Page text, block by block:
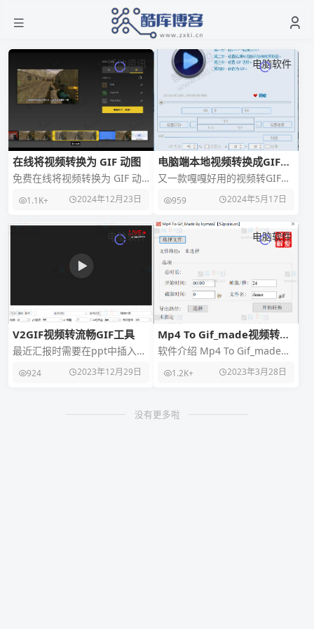
活动资讯
在线将视频转换为 GIF 动图
免费在线将视频转换为 GIF 动
图「动次」使用很简单， 只需
要拖拽视频上传，截取片段、
1.1K+ 2024年12月23日
电脑软件
电脑端本地视频转换成GIF动
图 Movie To GIF v3.3.1便携
版
又一款嘎嘎好用的视频转GIF工
具——Movie To Gif！ 无论是
写作、写教程、编辑、聊天场
959 2024年5月17日
电脑软件
V2GIF视频转流畅GIF工具
最近汇报时需要在ppt中插入视
播放，后转念一想，gif是可以
924 2023年12月29日
电脑软件
Mp4 To Gif_made视频转
GIF图片工具
软件介绍 Mp4 To Gif_made视
小伙伴，一定想自己制作Gif
1.2K+ 2023年3月28日
没有更多啦